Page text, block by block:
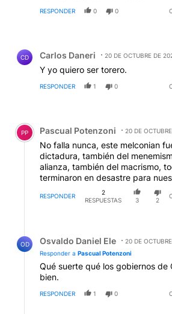
RESPONDER 0 0
CD Carlos Daneri 20 DE OCTUBRE DE
Y yo quiero ser torero.
RESPONDER 1 0
Comentario de Pascual Potenzoni.
PP Pascual Potenzoni 20 DE
No falla nunca, este melconian
dictadura, también del
alianza, también del macrismo,
terminaron en desastre para
RESPONDER
2
RESPUESTAS
3 2
OD Osvaldo Daniel Ele
20 DE
Responder a Pascual Potenzoni
Qué suerte qué los gobiernos de
bien.
RESPONDER 1 0